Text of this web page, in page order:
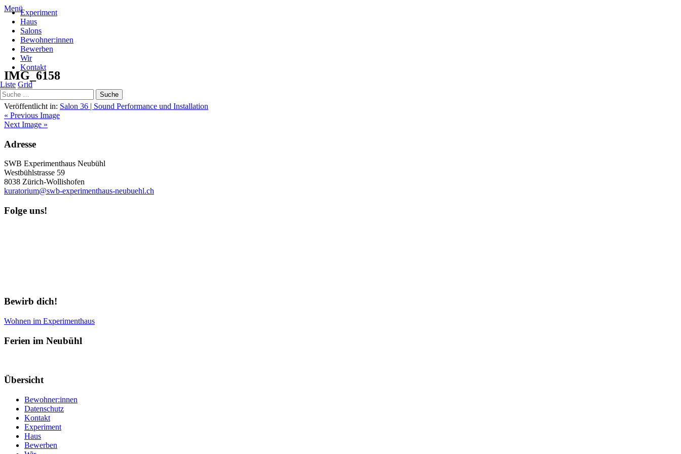
MenüExperiment
Haus
Salons
Bewohner:innen
Bewerben
Wir
Kontakt
Liste Grid
480 × 640
IMG_6158
Veröffentlicht in: Salon 36 | Sound Performance und Installation
« Previous Image
Next Image »
Adresse
SWB Experimenthaus Neubühl
Westbühlstrasse 59
8038 Zürich-Wollishofen
kuratorium@swb-experimenthaus-neubuehl.ch
Folge uns!
Bewirb dich!
Wohnen im Experimenthaus
Ferien im Neubühl
Übersicht
Bewohner:innen
Datenschutz
Kontakt
Experiment
Haus
Bewerben